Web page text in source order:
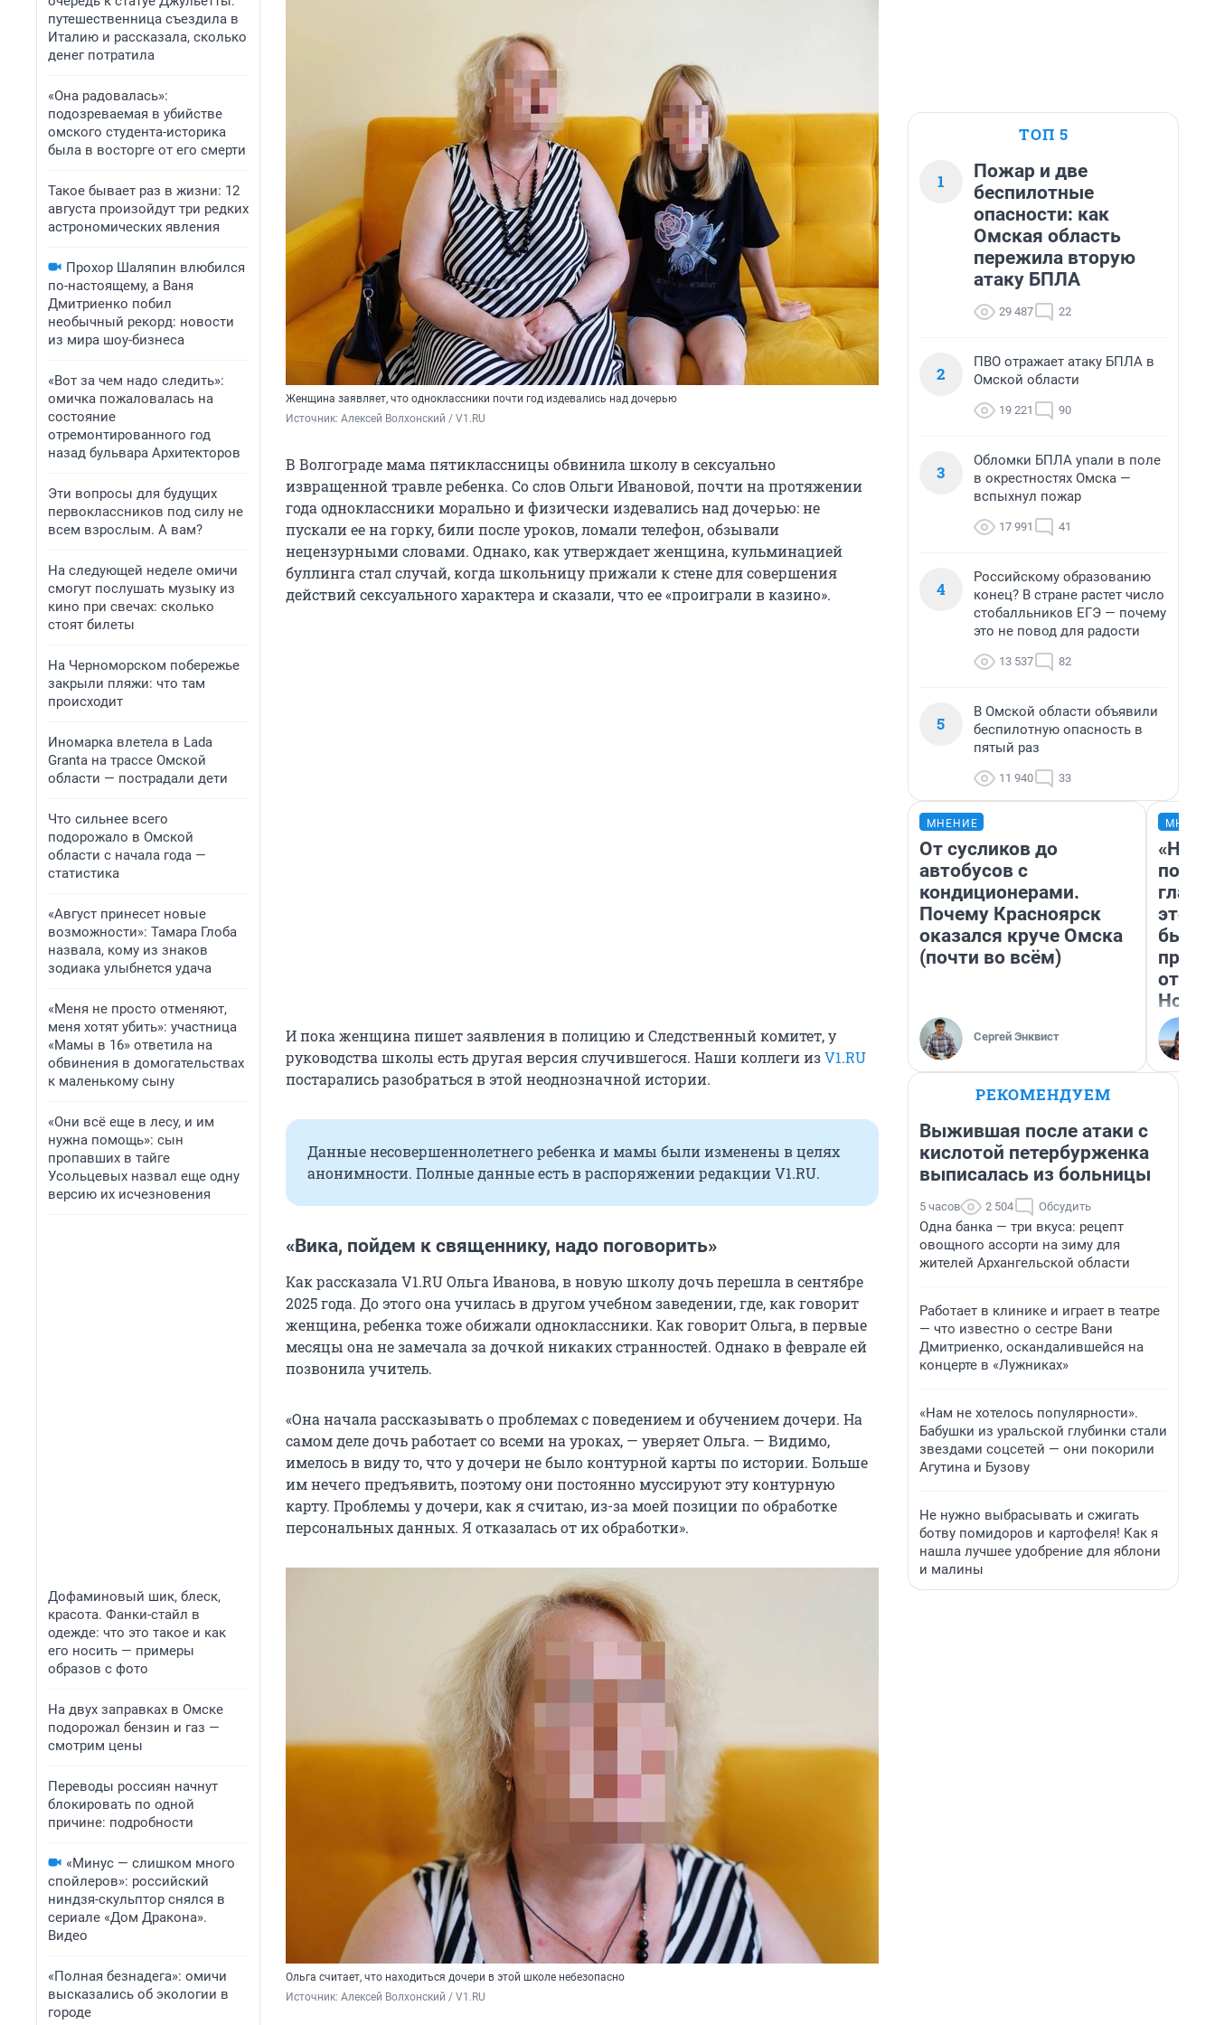
путешественница съездила в
Италию и рассказала, сколько
денег потратила
«Она радовалась»:
подозреваемая в убийстве
омского студента-историка
была в восторге от его смерти
Такое бывает раз в жизни: 12
августа произойдут три редких
астрономических явления
Прохор Шаляпин влюбился
по-настоящему, а Ваня
Дмитриенко побил
необычный рекорд: новости
из мира шоу-бизнеса
«Вот за чем надо следить»:
омичка пожаловалась на
состояние
отремонтированного год
назад бульвара Архитекторов
Эти вопросы для будущих
первоклассников под силу не
всем взрослым. А вам?
На следующей неделе омичи
смогут послушать музыку из
кино при свечах: сколько
стоят билеты
На Черноморском побережье
закрыли пляжи: что там
происходит
Иномарка влетела в Lada
Granta на трассе Омской
области — пострадали дети
Что сильнее всего
подорожало в Омской
области с начала года —
статистика
«Август принесет новые
возможности»: Тамара Глоба
назвала, кому из знаков
зодиака улыбнется удача
«Меня не просто отменяют,
меня хотят убить»: участница
«Мамы в 16» ответила на
обвинения в домогательствах
к маленькому сыну
«Они всё еще в лесу, и им
нужна помощь»: сын
пропавших в тайге
Усольцевых назвал еще одну
версию их исчезновения
Дофаминовый шик, блеск,
красота. Фанки-стайл в
одежде: что это такое и как
его носить — примеры
образов с фото
На двух заправках в Омске
подорожал бензин и газ —
смотрим цены
Переводы россиян начнут
блокировать по одной
причине: подробности
«Минус — слишком много
спойлеров»: российский
ниндзя-скульптор снялся в
сериале «Дом Дракона».
Видео
«Полная безнадега»: омичи
высказались об экологии в
городе
Женщина заявляет, что одноклассники почти год издевались над дочерью
Источник: Алексей Волхонский / V1.RU
В Волгограде мама пятиклассницы обвинила школу в сексуально
извращенной травле ребенка. Со слов Ольги Ивановой, почти на протяжении
года одноклассники морально и физически издевались над дочерью: не
пускали ее на горку, били после уроков, ломали телефон, обзывали
нецензурными словами. Однако, как утверждает женщина, кульминацией
буллинга стал случай, когда школьницу прижали к стене для совершения
действий сексуального характера и сказали, что ее «проиграли в казино».
И пока женщина пишет заявления в полицию и Следственный комитет, у
руководства школы есть другая версия случившегося. Наши коллеги изV1.RU
постарались разобраться в этой неоднозначной истории.
Данные несовершеннолетнего ребенка и мамы были изменены в целях
анонимности. Полные данные есть в распоряжении редакции V1.RU.
«Вика, пойдем к священнику, надо поговорить»
Как рассказала V1.RU Ольга Иванова, в новую школу дочь перешла в сентябре
2025 года. До этого она училась в другом учебном заведении, где, как говорит
женщина, ребенка тоже обижали одноклассники. Как говорит Ольга, в первые
месяцы она не замечала за дочкой никаких странностей. Однако в феврале ей
позвонила учитель.
«Она начала рассказывать о проблемах с поведением и обучением дочери. На
самом деле дочь работает со всеми на уроках, — уверяет Ольга. — Видимо,
имелось в виду то, что у дочери не было контурной карты по истории. Больше
им нечего предъявить, поэтому они постоянно муссируют эту контурную
карту. Проблемы у дочери, как я считаю, из-за моей позиции по обработке
персональных данных. Я отказалась от их обработки».
Ольга считает, что находиться дочери в этой школе небезопасно
Источник: Алексей Волхонский / V1.RU
ТОП 5
1
Пожар и две
беспилотные
опасности: как
Омская область
пережила вторую
атаку БПЛА
29 487 22
2
ПВО отражает атаку БПЛА в
Омской области
19 221 90
3
Обломки БПЛА упали в поле
в окрестностях Омска —
вспыхнул пожар
17 991 41
4
Российскому образованию
конец? В стране растет число
стобалльников ЕГЭ — почему
это не повод для радости
13 537 82
5
В Омской области объявили
беспилотную опасность в
пятый раз
11 940 33
МНЕНИЕ
От сусликов до
автобусов с
кондиционерами.
Почему Красноярск
оказался круче Омска
(почти во всём)
Сергей Энквист
этого
бьет
РЕКОМЕНДУЕМ
Выжившая после атаки с
кислотой петербурженка
выписалась из больницы
5 часов 2 504 Обсудить
Одна банка — три вкуса: рецепт
овощного ассорти на зиму для
жителей Архангельской области
Работает в клинике и играет в театре
— что известно о сестре Вани
Дмитриенко, оскандалившейся на
концерте в «Лужниках»
«Нам не хотелось популярности».
Бабушки из уральской глубинки стали
звездами соцсетей — они покорили
Агутина и Бузову
Не нужно выбрасывать и сжигать
ботву помидоров и картофеля! Как я
нашла лучшее удобрение для яблони
и малины